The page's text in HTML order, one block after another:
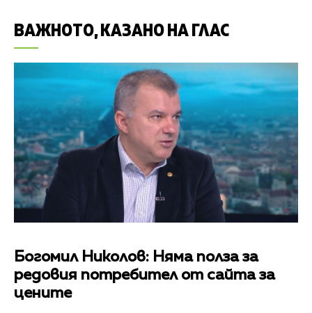
ВАЖНОТО, КАЗАНО НА ГЛАС
Богомил Николов: Няма полза за
редовия потребител от сайта за
цените